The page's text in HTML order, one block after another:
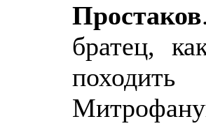
Простаков
братец,